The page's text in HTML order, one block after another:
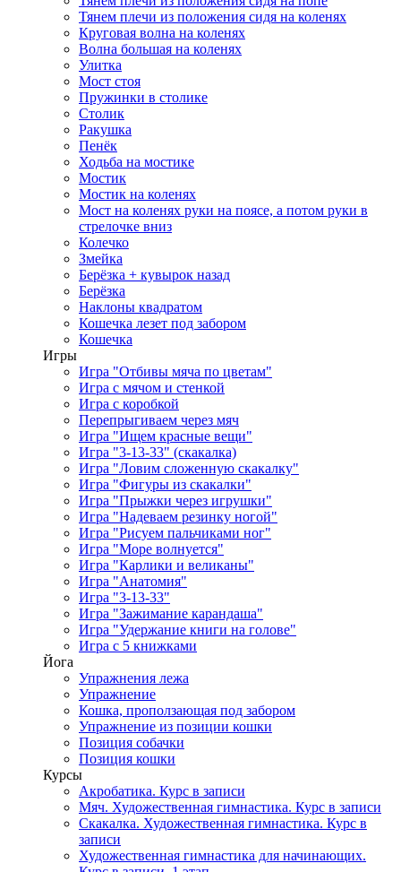
Тянем плечи из положения сидя на коленях
Круговая волна на коленях
Волна большая на коленях
Улитка
Мост стоя
Пружинки в столике
Столик
Ракушка
Пенёк
Ходьба на мостике
Мостик
Мостик на коленях
Мост на коленях руки на поясе, а потом руки в
стрелочке вниз
Колечко
Змейка
Берёзка + кувырок назад
Берёзка
Наклоны квадратом
Кошечка лезет под забором
Кошечка
Игры
Игра "Отбивы мяча по цветам"
Игра с мячом и стенкой
Игра с коробкой
Перепрыгиваем через мяч
Игра "Ищем красные вещи"
Игра "3-13-33" (скакалка)
Игра "Ловим сложенную скакалку"
Игра "Фигуры из скакалки"
Игра "Прыжки через игрушки"
Игра "Надеваем резинку ногой"
Игра "Рисуем пальчиками ног"
Игра "Море волнуется"
Игра "Карлики и великаны"
Игра "Анатомия"
Игра "3-13-33"
Игра "Зажимание карандаша"
Игра "Удержание книги на голове"
Игра с 5 книжками
Йога
Упражнения лежа
Упражнение
Кошка, проползающая под забором
Упражнение из позиции кошки
Позиция собачки
Позиция кошки
Курсы
Акробатика. Курс в записи
Мяч. Художественная гимнастика. Курс в записи
Скакалка. Художественная гимнастика. Курс в
записи
Художественная гимнастика для начинающих.